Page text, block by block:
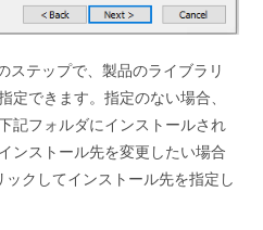
ステップで、製品のライブラリ
定できます。指定のない場合、
記フォルダにインストールされ
ンストール先を変更したい場合
ックしてインストール先を指定し